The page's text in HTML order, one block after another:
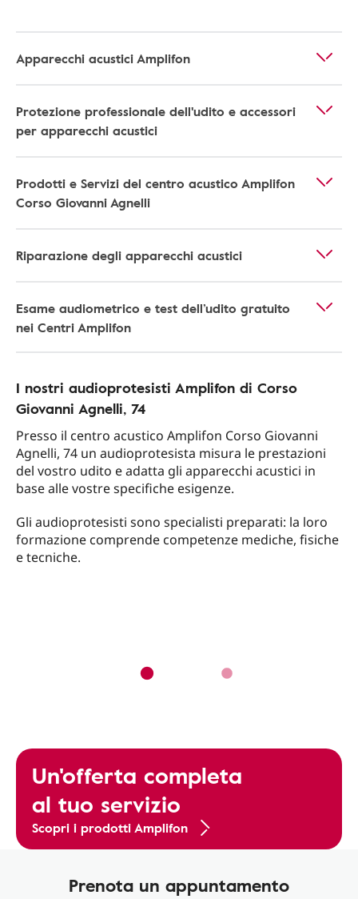
Apparecchi acustici Amplifon
Protezione professionale dell'udito e accessori
per apparecchi acustici
Prodotti e Servizi del centro acustico Amplifon
Corso Giovanni Agnelli
Riparazione degli apparecchi acustici
Esame audiometrico e test dell’udito gratuito
nei Centri Amplifon
I nostri audioprotesisti Amplifon di Corso
Giovanni Agnelli, 74
Presso il centro acustico Amplifon Corso Giovanni
Agnelli, 74 un audioprotesista misura le prestazioni
del vostro udito e adatta gli apparecchi acustici in
base alle vostre specifiche esigenze.
Gli audioprotesisti sono specialisti preparati: la loro
formazione comprende competenze mediche, fisiche
e tecniche.
Un'offerta completa
al tuo servizio
Scopri i prodotti Amplifon
Prenota un appuntamento